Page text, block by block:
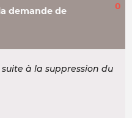
demande de
0
à la suppression du